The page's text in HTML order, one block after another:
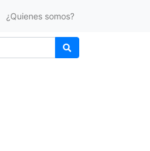
¿Quienes somos?